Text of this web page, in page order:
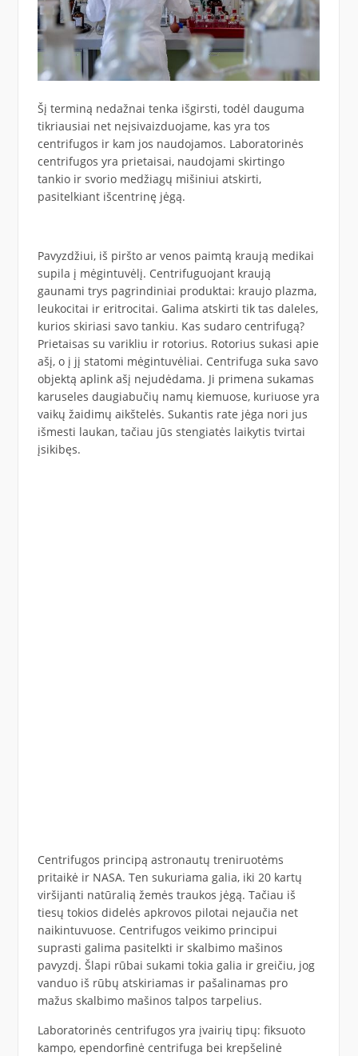
Šį terminą nedažnai tenka išgirsti, todėl dauguma
tikriausiai net neįsivaizduojame, kas yra tos
centrifugos ir kam jos naudojamos. Laboratorinės
centrifugos yra prietaisai, naudojami skirtingo
tankio ir svorio medžiagų mišiniui atskirti,
pasitelkiant išcentrinę jėgą.
Pavyzdžiui, iš piršto ar venos paimtą kraują medikai
supila į mėgintuvėlį. Centrifuguojant kraują
gaunami trys pagrindiniai produktai: kraujo plazma,
leukocitai ir eritrocitai. Galima atskirti tik tas daleles,
kurios skiriasi savo tankiu. Kas sudaro centrifugą?
Prietaisas su varikliu ir rotorius. Rotorius sukasi apie
ašį, o į jį statomi mėgintuvėliai. Centrifuga suka savo
objektą aplink ašį nejudėdama. Ji primena sukamas
karuseles daugiabučių namų kiemuose, kuriuose yra
vaikų žaidimų aikštelės. Sukantis rate jėga nori jus
išmesti laukan, tačiau jūs stengiatės laikytis tvirtai
įsikibęs.
Centrifugos principą astronautų treniruotėms
pritaikė ir NASA. Ten sukuriama galia, iki 20 kartų
viršijanti natūralią žemės traukos jėgą. Tačiau iš
tiesų tokios didelės apkrovos pilotai nejaučia net
naikintuvuose. Centrifugos veikimo principui
suprasti galima pasitelkti ir skalbimo mašinos
pavyzdį. Šlapi rūbai sukami tokia galia ir greičiu, jog
vanduo iš rūbų atskiriamas ir pašalinamas pro
mažus skalbimo mašinos talpos tarpelius.
Laboratorinės centrifugos yra įvairių tipų: fiksuoto
kampo, ependorfinė centrifuga bei krepšelinė